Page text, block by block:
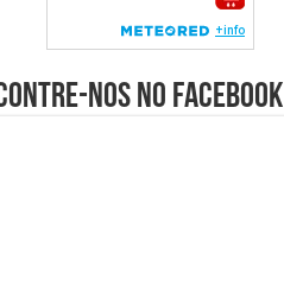
nos no Facebook